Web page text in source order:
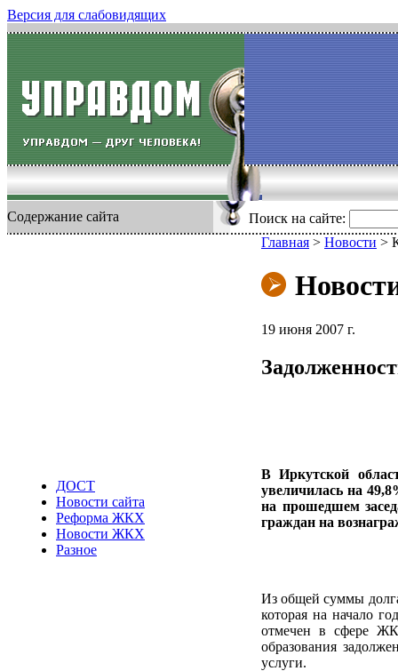
Версия для слабовидящих
Содержание сайта Поиск на сайте:
ДОСТ
Новости сайта
Реформа ЖКХ
Новости ЖКХ
Разное
Главная > Новости >
19 июня 2007 г.
В Иркутской
увеличилась на
на прошедшем
граждан на
Из общей суммы
которая на начало
отмечен в сфере
образования
услуги.